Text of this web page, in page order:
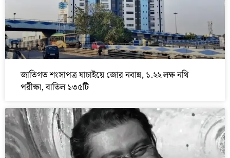
জাতিগত শংসাপত্র যাচাইয়ে জোর নবান্ন, ১.২২ লক্ষ নথি
পরীক্ষা, বাতিল ১৩৫টি